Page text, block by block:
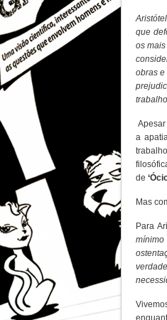
que
os
obras e
a
de
Mas
Para